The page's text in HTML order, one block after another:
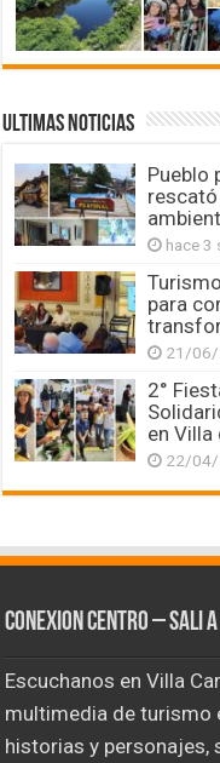
ULTIMAS NOTICIAS
Pueblo
hace 3
para
21/
2°
en Villa
22/
CONEXION CENTRO –
Escuchanos en Villa
multimedia de turismo
historias y personajes,